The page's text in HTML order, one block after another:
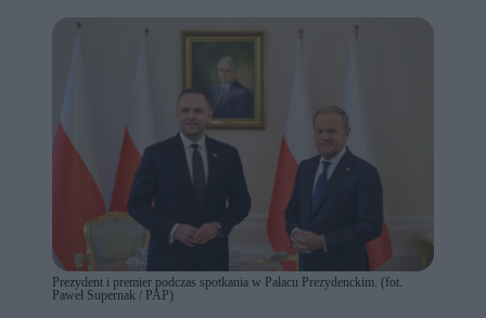
Prezydent i premier podczas spotkania w Pałacu Prezydenckim. (fot.
Paweł Supernak / PAP)